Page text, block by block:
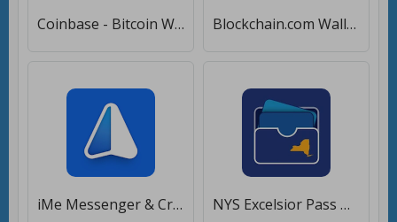
Coinbase - Bitcoin Wallet [Premium] Blockchain.com Wallet: Покупай Bitcoin и крипто [Полная версия]
iMe Messenger & Crypto Wallet [Полная версия] NYS Excelsior Pass Wallet [Полная версия]